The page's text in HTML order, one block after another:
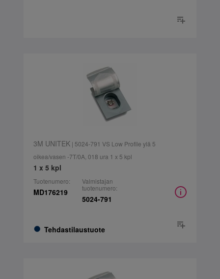
3M UNITEK| 5024-791 VS Low Profile ylä 5
oikea/vasen -7T/0A, 018 ura 1 x 5 kpl
1 x 5 kpl
Tuotenumero:
MD176219
Tehdastilaustuote
Valmistajan
tuotenumero:
5024-791